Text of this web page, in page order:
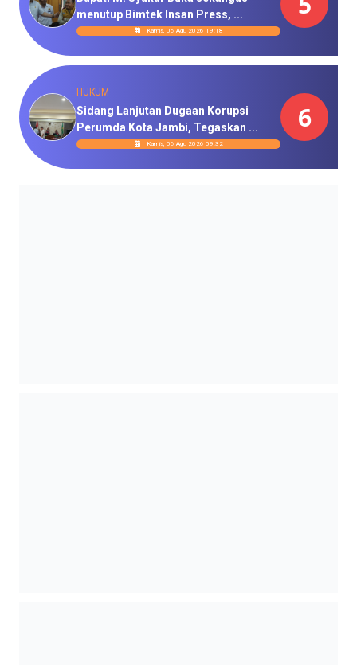
menutup Bimtek Insan Press, ...
Kamis, 06 Agu 2026 19:18
HUKUM
Sidang Lanjutan Dugaan Korupsi
Perumda Kota Jambi, Tegaskan ...
Kamis, 06 Agu 2026 09:32
6